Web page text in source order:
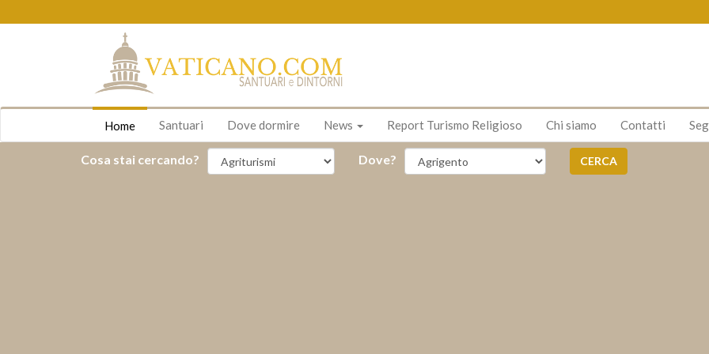
Home Santuari Dove dormire News Report Turismo Religioso Chi siamo Contatti
Cosa stai cercando? Dove? CERCA